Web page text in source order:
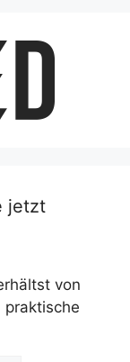
jetzt
von
praktische